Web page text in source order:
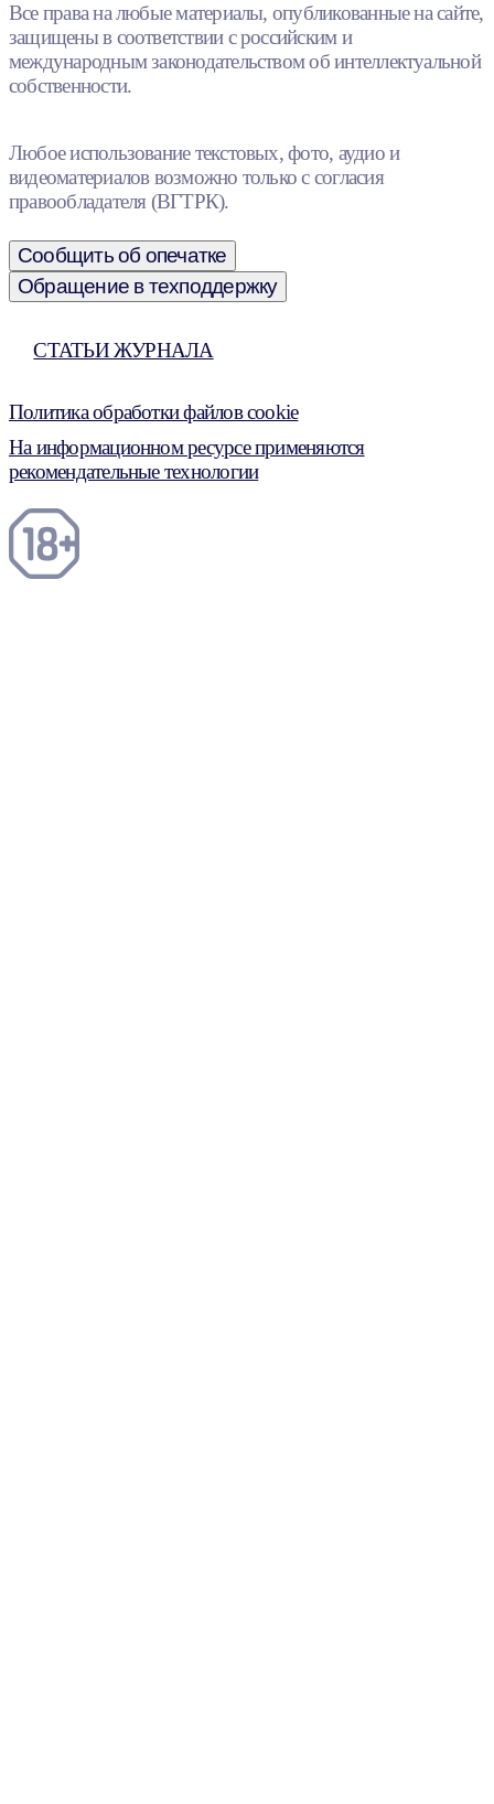
Все права на любые материалы, опубликованные на сайте,
защищены в соответствии с российским и
международным законодательством об интеллектуальной
собственности.
Любое использование текстовых, фото, аудио и
видеоматериалов возможно только с согласия
правообладателя (ВГТРК).
Сообщить об опечатке
Обращение в техподдержку
СТАТЬИ ЖУРНАЛА
Политика обработки файлов cookie
На информационном ресурсе применяются
рекомендательные технологии